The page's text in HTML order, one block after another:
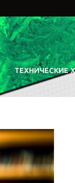
ТЕХНИЧЕСКИЕ